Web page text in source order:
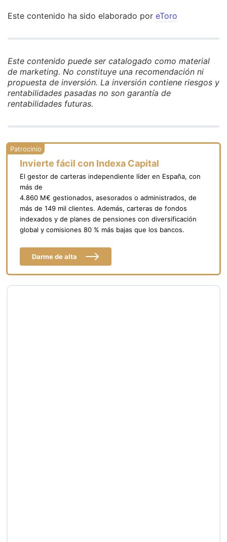
Este contenido ha sido elaborado por eToro
Este contenido puede ser catalogado como material
de marketing. No constituye una recomendación ni
propuesta de inversión. La inversión contiene riesgos y
rentabilidades pasadas no son garantía de
rentabilidades futuras.
Invierte fácil con Indexa Capital
El gestor de carteras independiente líder en España, con
más de
4.860 M€ gestionados, asesorados o administrados, de
más de 149 mil clientes. Además, carteras de fondos
indexados y de planes de pensiones con diversificación
global y comisiones 80 % más bajas que los bancos.
Darme de alta